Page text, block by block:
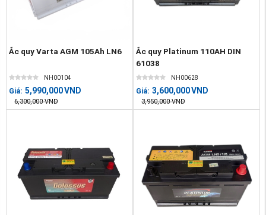
Ắc quy Varta AGM 105Ah LN6
NH00104
Giá: 5,990,000VND
6,300,000 VND
Ắc quy Platinum 110AH DIN
61038
NH00628
Giá: 3,600,000VND
3,950,000 VND